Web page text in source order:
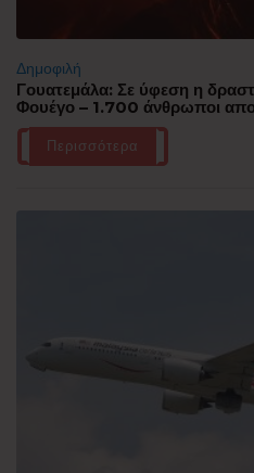
Δημοφιλή
Γουατεμάλα: Σε ύφεση η
Φουέγο – 1.700 άνθρωποι
Περισσότερα